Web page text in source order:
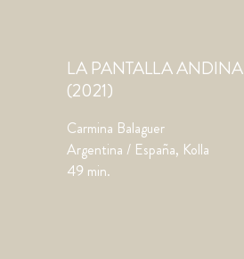
LA PANTALLA ANDINA
(2021)
Carmina Balaguer
Argentina / España, Kolla
49 min.